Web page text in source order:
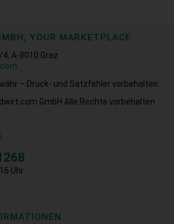
YOUR MARKETPLACE
A-8010 Graz
– Druck- und Satzfehler vorbehalten.
GmbH Alle Rechte vorbehalten.
Uhr